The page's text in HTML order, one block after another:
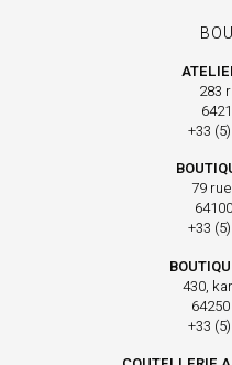
283
+33
79
+33
430,
64250
+33